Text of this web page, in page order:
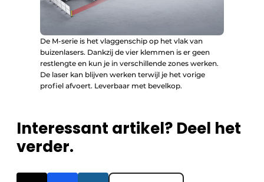
De M-serie is het vlaggenschip op het vlak van
buizenlasers. Dankzij de vier klemmen is er geen
restlengte en kun je in verschillende zones werken.
De laser kan blijven werken terwijl je het vorige
profiel afvoert. Leverbaar met bevelkop.
Interessant artikel? Deel het
verder.